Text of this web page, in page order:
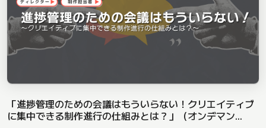
「進捗管理のための会議はもういらない！クリエイティブ
に集中できる制作進行の仕組みとは？」（オンデマン...